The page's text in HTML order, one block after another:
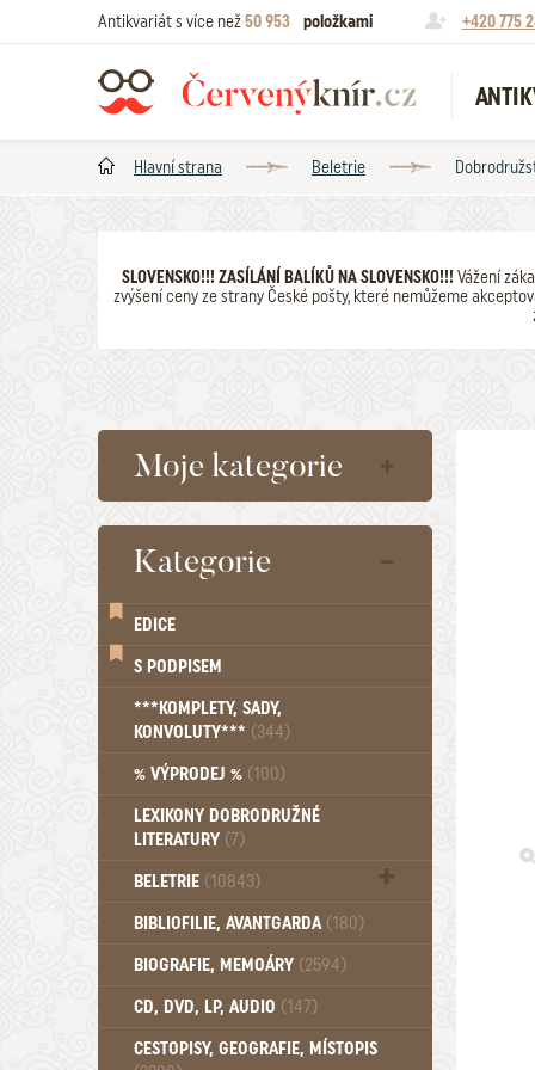
Antikvariát s více než50 953 položkami +420 775
Hlavní strana Beletrie
SLOVENSKO!!! ZASÍLÁNÍ BALÍKŮ NA SLOVENSKO!!! Vážení
zvýšení ceny ze strany České pošty, které nemůžeme
Moje kategorie
Kategorie
EDICE
S PODPISEM
***KOMPLETY, SADY,
KONVOLUTY*** (344)
% VÝPRODEJ % (100)
LEXIKONY DOBRODRUŽNÉ
LITERATURY (7)
BELETRIE (10843)
Beletrie - Historická (1388)
Beletrie - Povídky (1758)
Beletrie - Válečné romány (489)
Beletrie - Ženské a dívčí romány
BIBLIOFILIE, AVANTGARDA (180)
BIOGRAFIE, MEMOÁRY (2594)
CD, DVD, LP, AUDIO (147)
CESTOPISY, GEOGRAFIE, MÍSTOPIS